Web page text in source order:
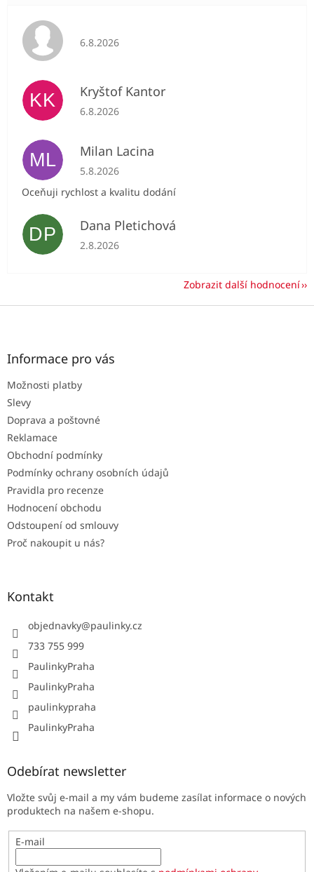
Hodnocení obchodu je 5 z 5 hvězdiček.
6.8.2026
KK Kryštof Kantor
Hodnocení obchodu je 5 z 5 hvězdiček.
6.8.2026
ML Milan Lacina
Hodnocení obchodu je 5 z 5 hvězdiček.
5.8.2026
Oceňuji rychlost a kvalitu dodání
DP Dana Pletichová
Hodnocení obchodu je 5 z 5 hvězdiček.
2.8.2026
Zobrazit další hodnocení
Z
Informace pro vás
Možnosti platby
Slevy
Doprava a poštovné
Reklamace
Obchodní podmínky
Podmínky ochrany osobních údajů
Pravidla pro recenze
Hodnocení obchodu
Odstoupení od smlouvy
Proč nakoupit u nás?
Kontakt
objednavky@paulinky.cz
733 755 999
PaulinkyPraha
PaulinkyPraha
paulinkypraha
PaulinkyPraha
Odebírat newsletter
Vložte svůj e-mail a my vám budeme zasílat informace o nových
produktech na našem e-shopu.
E-mail